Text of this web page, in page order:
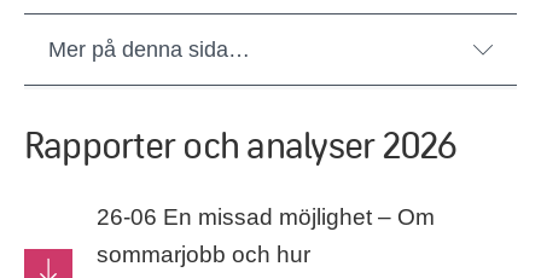
Mer på denna sida…
Rapporter och analyser 2026
26-06 En missad möjlighet – Om
sommarjobb och hur